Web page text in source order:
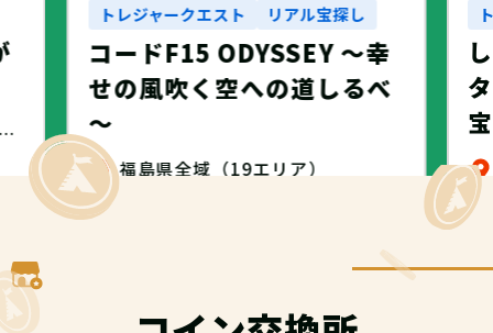
・NANICA -NAGOYA-
トレジャークエスト リアル宝探し
コードF15 ODYSSEY ～幸
せの風吹く空への道しるべ
～
福島県全域（19エリア）
宝